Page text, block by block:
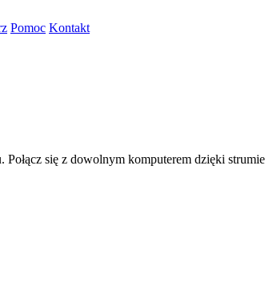
Pomoc Kontakt
się z dowolnym komputerem dzięki